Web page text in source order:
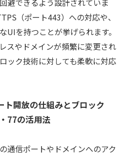
避できるよう設計されていま
（ポート443）への対応や、
UIを持つことが挙げられます。
スやドメインが頻繁に変更され
ック技術に対しても柔軟に対応
ト開放の仕組みとブロック
77の活用法
通信ポートやドメインへのアク